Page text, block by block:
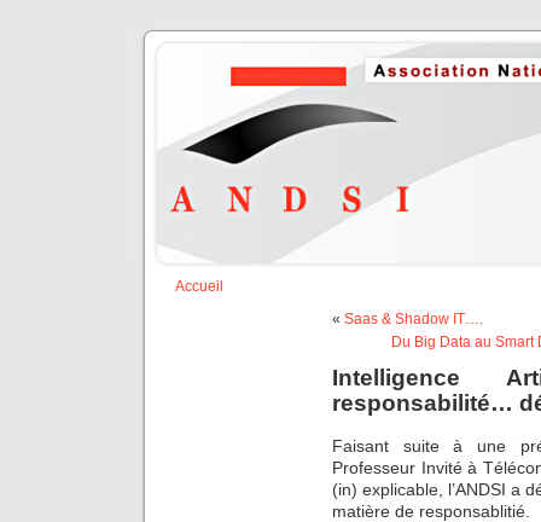
Accueil
« Saas & Shadow IT….
Du Big Data au
Intelligence
responsabilité…
Faisant suite à une
Professeur Invité à
(in) explicable, l’ANDSI a
matière de responsablitié.